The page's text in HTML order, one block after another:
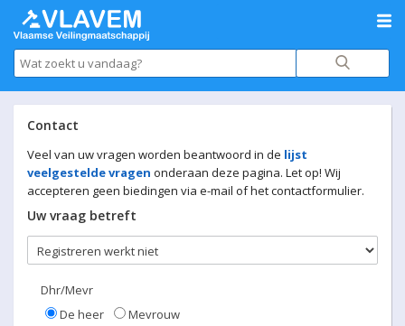
Contact
Veel van uw vragen worden beantwoord in de lijst
veelgestelde vragen onderaan deze pagina. Let op! Wij
accepteren geen biedingen via e-mail of het contactformulier.
Uw vraag betreft
Dhr/Mevr
De heer
Mevrouw